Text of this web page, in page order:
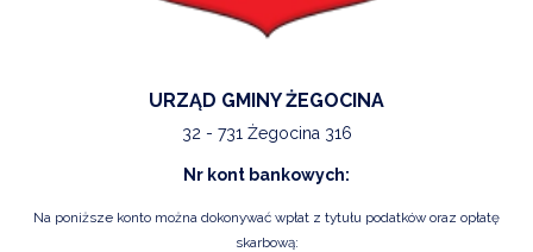
URZĄD GMINY ŻEGOCINA
32 - 731 Żegocina 316
Nr kont bankowych:
Na poniższe konto można dokonywać wpłat z tytułu podatków oraz opłatę
skarbową: